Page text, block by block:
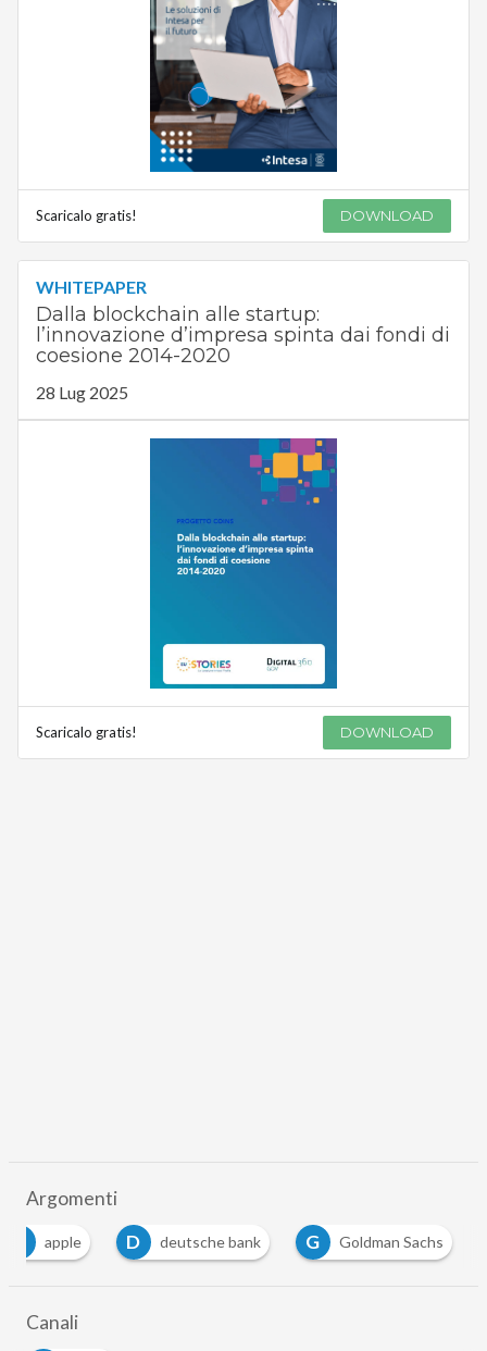
Scaricalo gratis! DOWNLOAD
WHITEPAPER
Dalla blockchain alle startup:
l’innovazione d’impresa spinta dai fondi di
coesione 2014-2020
28 Lug 2025
Scaricalo gratis! DOWNLOAD
Argomenti
apple D deutsche bank G Goldman Sachs
Canali